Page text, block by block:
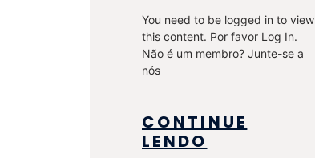
You need to be logged in to view
this content. Por favor Log In.
Não é um membro? Junte-se a
nós
CONTINUE
LENDO